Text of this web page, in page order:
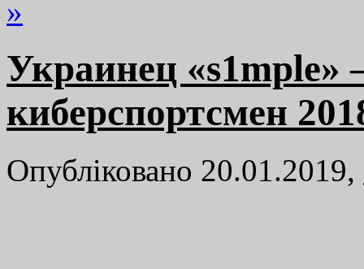
»
Украинец «s1mple»
киберспортсмен
Опубліковано 20.01.2019,